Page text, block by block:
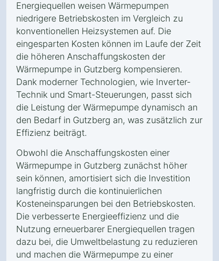
Energiequellen weisen Wärmepumpen
niedrigere Betriebskosten im Vergleich zu
konventionellen Heizsystemen auf. Die
eingesparten Kosten können im Laufe der Zeit
die höheren Anschaffungskosten der
Wärmepumpe in Gutzberg kompensieren.
Dank moderner Technologien, wie Inverter-
Technik und Smart-Steuerungen, passt sich
die Leistung der Wärmepumpe dynamisch an
den Bedarf in Gutzberg an, was zusätzlich zur
Effizienz beiträgt.
Obwohl die Anschaffungskosten einer
Wärmepumpe in Gutzberg zunächst höher
sein können, amortisiert sich die Investition
langfristig durch die kontinuierlichen
Kosteneinsparungen bei den Betriebskosten.
Die verbesserte Energieeffizienz und die
Nutzung erneuerbarer Energiequellen tragen
dazu bei, die Umweltbelastung zu reduzieren
und machen die Wärmepumpe zu einer